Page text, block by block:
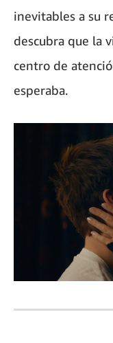
inevitables a su
descubra que la
centro de
esperaba.